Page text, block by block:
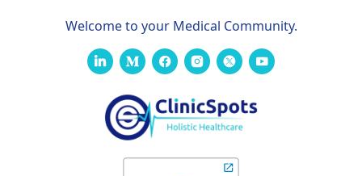
Welcome to your Medical Community.